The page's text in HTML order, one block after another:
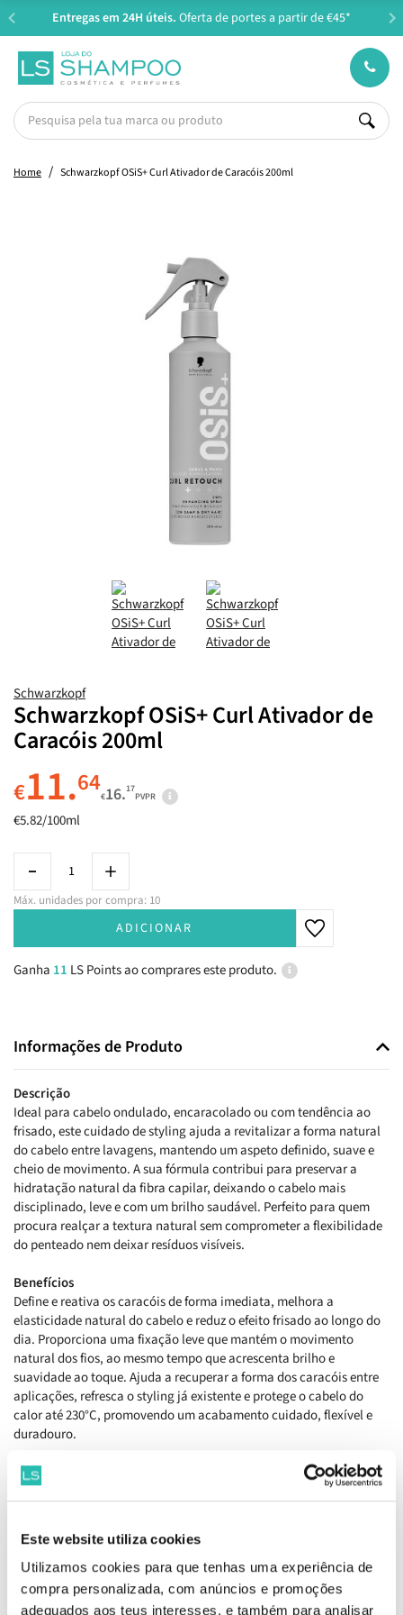
Este website utiliza cookies
Utilizamos cookies para que tenhas uma experiência de
compra personalizada, com anúncios e promoções
adequados aos teus interesses, e também para analisar
Entregas em 24H úteis. Oferta de portes a partir de €45*
Home Schwarzkopf OSiS+ Curl Ativador de Caracóis 200ml
Schwarzkopf
Schwarzkopf OSiS+ Curl Ativador de
Caracóis 200ml
€11.64€16.17
PVPR
€5.82/100ml
Máx. unidades por compra: 10
ADICIONAR
Ganha 11 LS Points ao comprares este produto.
Informações de Produto
Descrição
Ideal para cabelo ondulado, encaracolado ou com tendência ao
frisado, este cuidado de styling ajuda a revitalizar a forma natural
do cabelo entre lavagens, mantendo um aspeto definido, suave e
cheio de movimento. A sua fórmula contribui para preservar a
hidratação natural da fibra capilar, deixando o cabelo mais
disciplinado, leve e com um brilho saudável. Perfeito para quem
procura realçar a textura natural sem comprometer a flexibilidade
do penteado nem deixar resíduos visíveis.
Benefícios
Define e reativa os caracóis de forma imediata, melhora a
elasticidade natural do cabelo e reduz o efeito frisado ao longo do
dia. Proporciona uma fixação leve que mantém o movimento
natural dos fios, ao mesmo tempo que acrescenta brilho e
suavidade ao toque. Ajuda a recuperar a forma dos caracóis entre
aplicações, refresca o styling já existente e protege o cabelo do
calor até 230°C, promovendo um acabamento cuidado, flexível e
duradouro.
Como aplicar
Agitar antes de utilizar, pulverizar sobre cabelo húmido ou seco e
reativando o penteado através de movimentos suaves de amassar o
cabelo.
Ingredientes
Aqua (Water, Eau), Hydroxypropyl Starch, Cetearyl Alcohol,